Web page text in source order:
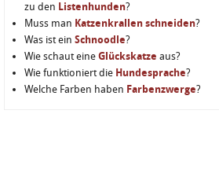
zu den Listenhunden?
Muss man Katzenkrallen schneiden?
Was ist ein Schnoodle?
Wie schaut eine Glückskatze aus?
Wie funktioniert die Hundesprache?
Welche Farben haben Farbenzwerge?